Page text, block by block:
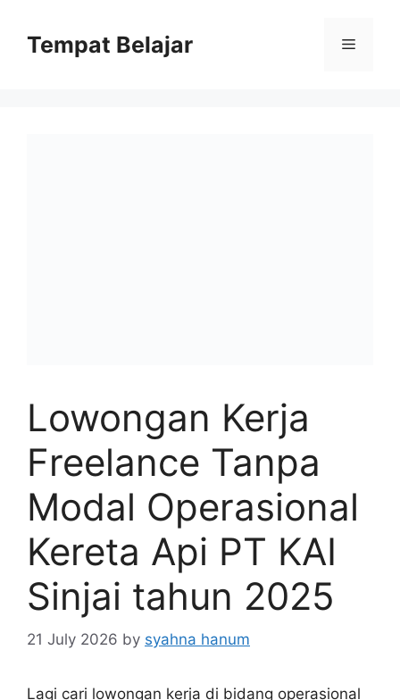
contentTempat Belajar Menu
Lowongan Kerja
Freelance Tanpa
Modal Operasional
Kereta Api PT KAI
Sinjai tahun 2025
21 July 2026 by syahna hanum
Lagi cari lowongan kerja di bidang operasional